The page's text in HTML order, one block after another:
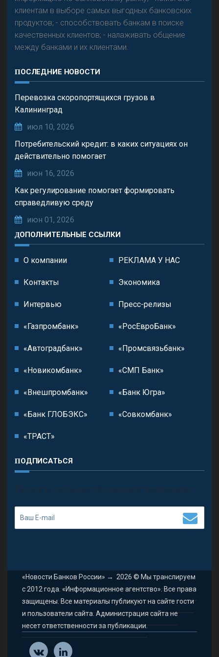
клиентам в выборе самых выгодных банковских
продуктов; - способствовать банкам в поиске
качественных клиентов; - налаживать общение
между банками и их клиентами.
ПОСЛЕДНИЕ НОВОСТИ
Перевозка скоропортящихся грузов в
Калининград
июл 10, 2026
Потребительский кредит: в каких ситуациях он
действительно помогает
июн 16, 2026
Как регулирование помогает формировать
справедливую среду
июн 01, 2026
ДОПОЛНИТЕЛЬНЫЕ ССЫЛКИ
О компании РЕКЛАМА У НАС
Контакты Экономика
Интервью Пресс-релизы
«Газпромбанк» «РосЕвроБанк»
«Автоградбанк» «Промсвязьбанк»
«Новикомбанк» «СМП Банк»
«Внешпромбанк» «Банк Югра»
«Банк ГЛОБЭКС» «Совкомбанк»
«ТРАСТ»
ПОДПИСАТЬСЯ
П олучить последние обновления и предложения.
«Новости Банков России» → 2026 © Мы транслируем
с 2012 года. «Информационное агентство». Все права
защищены. Все материалы публикуют на сайте гости
и пользователи сайта. Администрация сайта не
несет ответственности за публикации.